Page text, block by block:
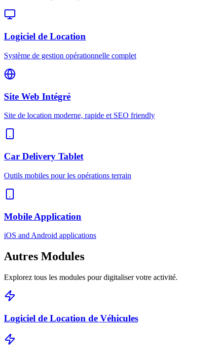
Logiciel de Location
Système de gestion opérationnelle complet
Site Web Intégré
Site de location moderne, rapide et SEO friendly
Car Delivery Tablet
Outils mobiles pour les opérations terrain
Mobile Application
iOS and Android applications
Autres Modules
Explorez tous les modules pour digitaliser votre activité.
Logiciel de Location de Véhicules